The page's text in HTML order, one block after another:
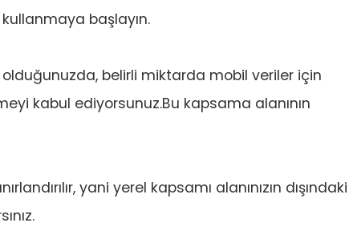
başlayın.
belirli miktarda mobil veriler için
kabul ediyorsunuz.Bu kapsama alanının
yani yerel kapsamı alanınızın dışındaki